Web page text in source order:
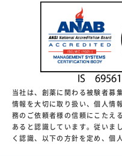
当社は、創薬に関わる被験者募
情報を大切に取り扱い、個人情
務のご依頼者様の信頼にこたえ
あると認識しています。従いま
く認識、以下の方針を定め、個